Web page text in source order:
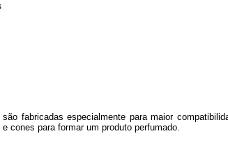
fabricadas especialmente para maior
cones para formar um produto perfumado.